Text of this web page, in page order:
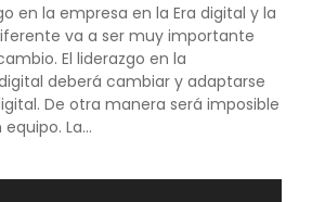
en la empresa en la Era digital y la
va a ser muy importante
El liderazgo en la
deberá cambiar y adaptarse
De otra manera será imposible
La...